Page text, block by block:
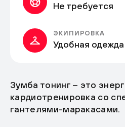
Не требуется
ЭКИПИРОВКА
Удобная одежда
Зумба тонинг – это
кардиотренировка со
гантелями-маракасами.